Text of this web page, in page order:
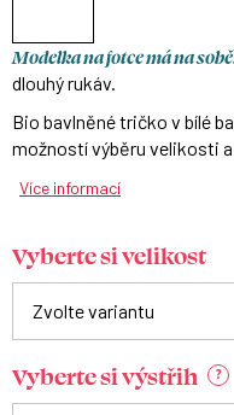
Modelka na fotce má na
dlouhý rukáv.
Bio bavlněné tričko v bílé
možností výběru velikosti
Více informací
Vyberte si velikost
Vyberte si výstřih ?